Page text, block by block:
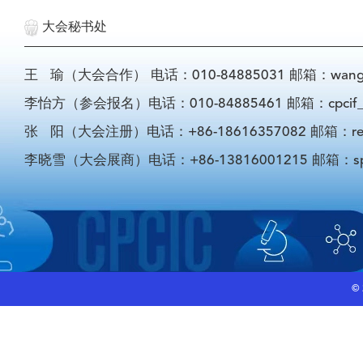
大会秘书处
王 瑜（大会合作） 电话：010-84885031 邮箱：
李怡方（参会报名）电话：010-84885461 邮箱：
张 阳（大会注册）电话：+86-18616357082 邮箱：
李晓雪（大会展商）电话：+86-13816001215 邮箱：
©